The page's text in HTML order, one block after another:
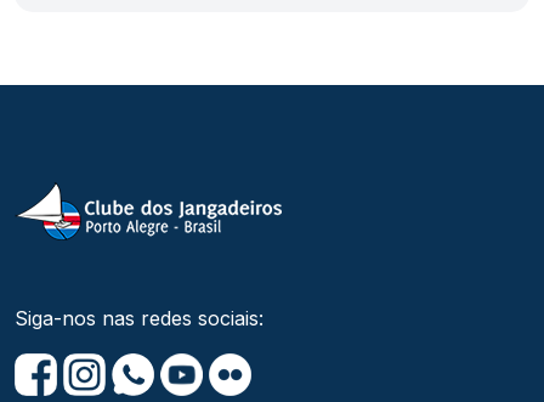
Siga-nos nas redes sociais: